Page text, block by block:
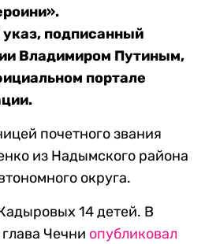
подписанный
Владимиром Путиным,
портале
почетного звания
из Надымского района
округа.
14 детей. В
Чечни опубликовал